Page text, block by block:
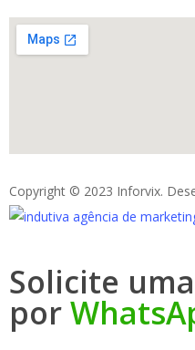
Copyright © 2023 Inforvix.
Solicite
por